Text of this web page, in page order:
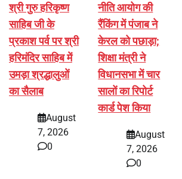
श्री गुरु हरिकृष्ण
साहिब जी के
प्रकाश पर्व पर श्री
हरिमंदिर साहिब में
उमड़ा श्रद्धालुओं
का सैलाब
August
7, 2026
0
नीति आयोग की
रैंकिंग में पंजाब ने
केरल को पछाड़ा;
शिक्षा मंत्री ने
विधानसभा में चार
सालों का रिपोर्ट
कार्ड पेश किया
August
7, 2026
0